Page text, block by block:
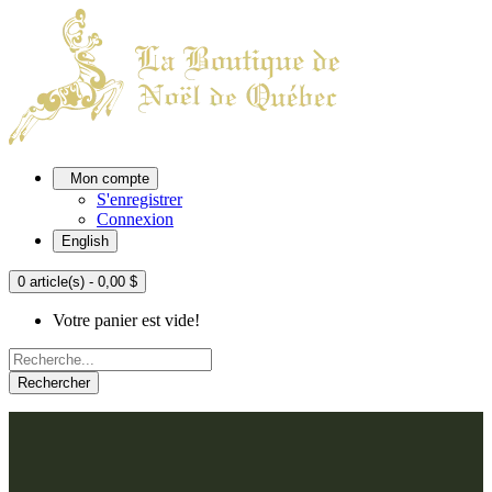
Mon compte
S'enregistrer
Connexion
English
0 article(s) - 0,00 $
Votre panier est vide!
Rechercher